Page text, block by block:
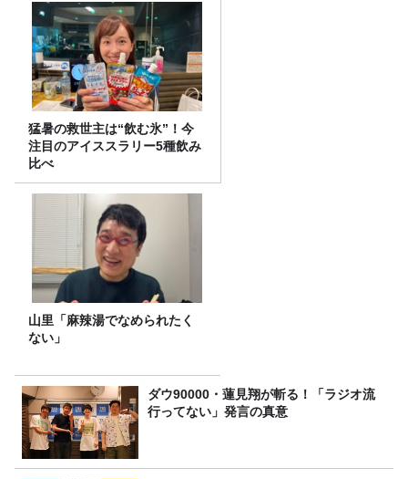
猛暑の救世主は“飲む氷”！今
注目のアイススラリー5種飲み
比べ
山里「麻辣湯でなめられたく
ない」
ダウ90000・蓮見翔が斬る！「ラジオ流
行ってない」発言の真意